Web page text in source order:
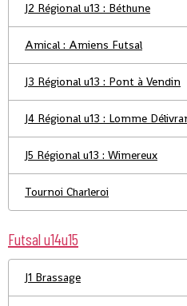
J2 Régional u13 : Béthune
Amical : Amiens Futsal
J3 Régional u13 : Pont à Vendin
J4 Régional u13 : Lomme
J5 Régional u13 : Wimereux
Tournoi Charleroi
Futsal u14u15
J1 Brassage